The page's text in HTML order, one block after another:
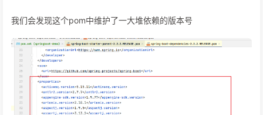
我们会发现这个pom中维护了一大堆依赖的版本号